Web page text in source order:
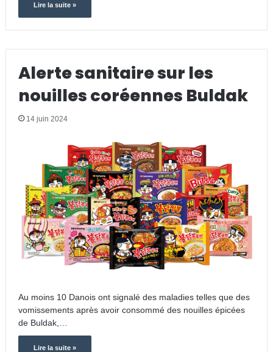
Lire la suite »
Alerte sanitaire sur les
nouilles coréennes Buldak
14 juin 2024
Au moins 10 Danois ont signalé des maladies telles que des
vomissements après avoir consommé des nouilles épicées
de Buldak,…
Lire la suite »